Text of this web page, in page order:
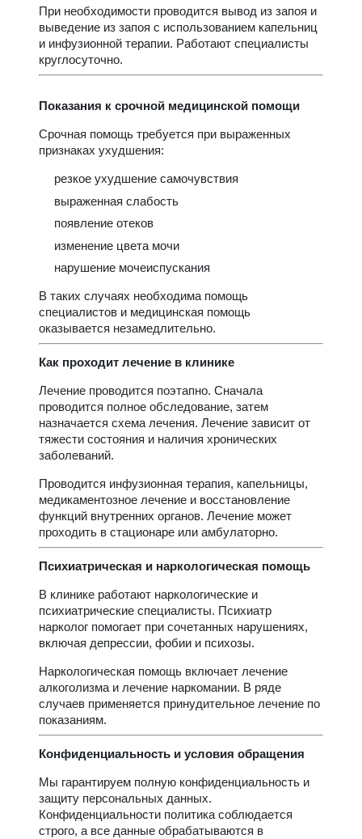
При необходимости проводится вывод из запоя и
выведение из запоя с использованием капельниц
и инфузионной терапии. Работают специалисты
круглосуточно.
Показания к срочной медицинской помощи
Срочная помощь требуется при выраженных
признаках ухудшения:
резкое ухудшение самочувствия
выраженная слабость
появление отеков
изменение цвета мочи
нарушение мочеиспускания
В таких случаях необходима помощь
специалистов и медицинская помощь
оказывается незамедлительно.
Как проходит лечение в клинике
Лечение проводится поэтапно. Сначала
проводится полное обследование, затем
назначается схема лечения. Лечение зависит от
тяжести состояния и наличия хронических
заболеваний.
Проводится инфузионная терапия, капельницы,
медикаментозное лечение и восстановление
функций внутренних органов. Лечение может
проходить в стационаре или амбулаторно.
Психиатрическая и наркологическая помощь
В клинике работают наркологические и
психиатрические специалисты. Психиатр
нарколог помогает при сочетанных нарушениях,
включая депрессии, фобии и психозы.
Наркологическая помощь включает лечение
алкоголизма и лечение наркомании. В ряде
случаев применяется принудительное лечение по
показаниям.
Конфиденциальность и условия обращения
Мы гарантируем полную конфиденциальность и
защиту персональных данных.
Конфиденциальности политика соблюдается
строго, а все данные обрабатываются в